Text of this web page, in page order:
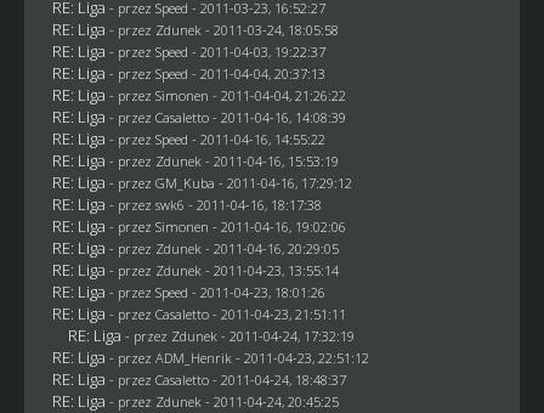
RE: Liga - przez Speed - 2011-03-23, 16:52:27
RE: Liga - przez Zdunek - 2011-03-24, 18:05:58
RE: Liga - przez Speed - 2011-04-03, 19:22:37
RE: Liga - przez Speed - 2011-04-04, 20:37:13
RE: Liga - przez Simonen - 2011-04-04, 21:26:22
RE: Liga - przez Casaletto- 2011-04-16, 14:08:39
RE: Liga - przez Speed - 2011-04-16, 14:55:22
RE: Liga - przez Zdunek - 2011-04-16, 15:53:19
RE: Liga - przez GM_Kuba - 2011-04-16, 17:29:12
RE: Liga - przez swk6 - 2011-04-16, 18:17:38
RE: Liga - przez Simonen - 2011-04-16, 19:02:06
RE: Liga - przez Zdunek - 2011-04-16, 20:29:05
RE: Liga - przez Zdunek - 2011-04-23, 13:55:14
RE: Liga - przez Speed - 2011-04-23, 18:01:26
RE: Liga - przez Casaletto- 2011-04-23, 21:51:11
RE: Liga - przez Zdunek - 2011-04-24, 17:32:19
RE: Liga - przez ADM_Henrik - 2011-04-23, 22:51:12
RE: Liga - przez Casaletto- 2011-04-24, 18:48:37
RE: Liga - przez Zdunek - 2011-04-24, 20:45:25